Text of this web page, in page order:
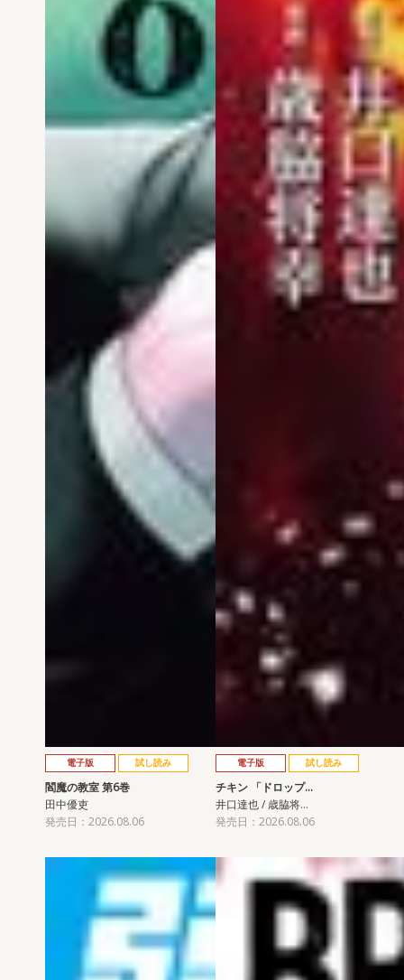
電子版 試し読み
閻魔の教室 第6巻
田中優吏
発売日：2026.08.06
電子版 試し読み
チキン 「ドロップ…
井口達也 / 歳脇将…
発売日：2026.08.06